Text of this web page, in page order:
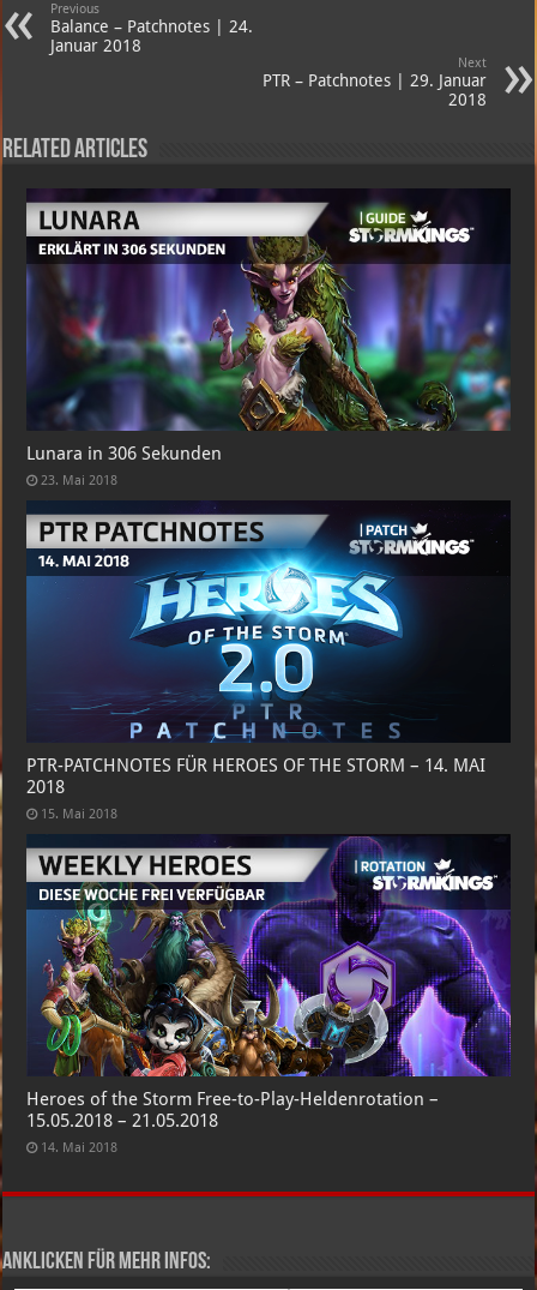
Previous
Balance – Patchnotes | 24.
Januar 2018
Next
PTR – Patchnotes | 29. Januar
2018
Related Articles
Lunara in 306 Sekunden
23. Mai 2018
PTR-PATCHNOTES FÜR HEROES OF THE STORM – 14. MAI
2018
15. Mai 2018
Heroes of the Storm Free-to-Play-Heldenrotation –
15.05.2018 – 21.05.2018
14. Mai 2018
Anklicken für mehr Infos: